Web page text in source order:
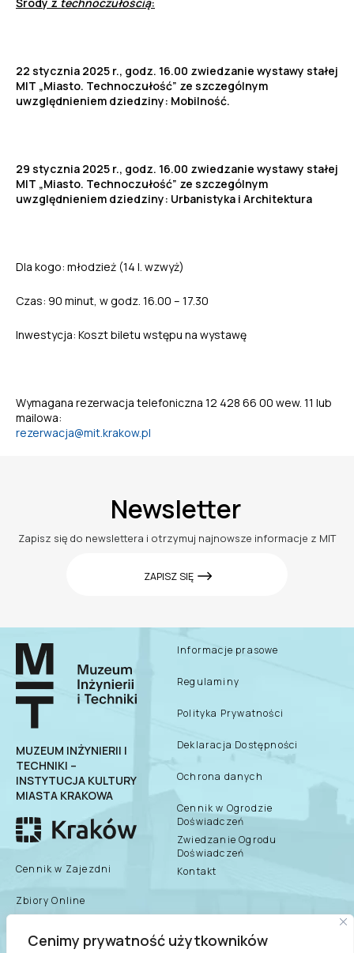
Cenimy prywatność użytkowników
22 stycznia 2025 r., godz. 16.00 zwiedzanie wystawy stałej
MIT „Miasto. Technoczułość” ze szczególnym
uwzględnieniem dziedziny: Mobilność.
29 stycznia 2025 r., godz. 16.00 zwiedzanie wystawy stałej
MIT „Miasto. Technoczułość” ze szczególnym
uwzględnieniem dziedziny: Urbanistyka i Architektura
Dla kogo: młodzież (14 l. wzwyż)
Czas: 90 minut, w godz. 16.00 – 17.30
Inwestycja: Koszt biletu wstępu na wystawę
Wymagana rezerwacja telefoniczna 12 428 66 00 wew. 11 lub
mailowa:
rezerwacja@mit.krakow.pl
Newsletter
Zapisz się do newslettera i otrzymuj najnowsze informacje z MIT
ZAPISZ SIĘ
MUZEUM INŻYNIERII I
TECHNIKI –
INSTYTUCJA KULTURY
MIASTA KRAKOWA
Cennik w Zajezdni
Zbiory Online
Informacje prasowe
Regulaminy
Polityka Prywatności
Deklaracja Dostępności
Ochrona danych
Cennik w Ogrodzie
Doświadczeń
Zwiedzanie Ogrodu
Doświadczeń
Kontakt
biuletyn informacji